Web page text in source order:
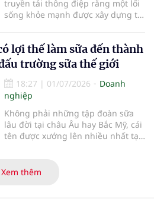
truyền tải thông điệp rằng một lối
sống khỏe mạnh được xây dựng từ
ngơi hằng ngày, với sự hỗ trợ từ
các giải pháp công nghệ phù hợp.
lợi thế làm sữa đến thành
trường sữa thế giới
18:27 | 01/07/2026
Doanh
nghiệp
Không phải những tập đoàn sữa
lâu đời tại châu Âu hay Bắc Mỹ, cái
tên được xướng lên nhiều nhất tại
Awards) 2026 lại đến từ Việt Nam.
Xem thêm